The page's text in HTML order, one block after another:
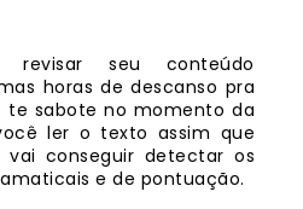
revisar seu conteúdo
horas de descanso pra
te sabote no momento da
ler o texto assim que
conseguir detectar os
e de pontuação.